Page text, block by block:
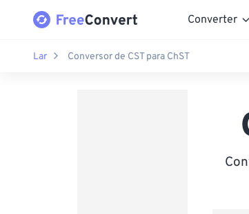
Converter
Lar Conversor de CST para ChST